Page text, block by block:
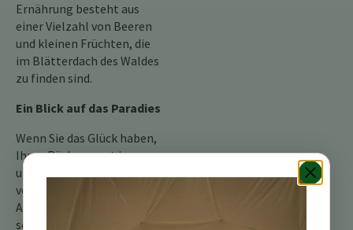
Ernährung besteht aus
einer Vielzahl von Beeren
und kleinen Früchten, die
im Blätterdach des Waldes
zu finden sind.
Ein Blick auf das Paradies
Wenn Sie das Glück haben,
Ihren Rückzugsort in
unserem Bergheiligtum zu
verbringen, halten Sie
Ausschau nach diesem
schillernden kleinen Vogel.